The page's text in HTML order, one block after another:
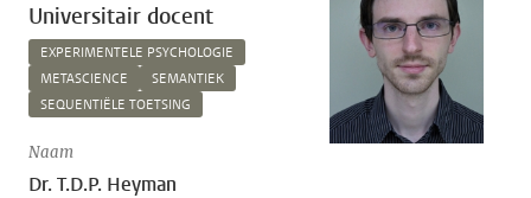
Universitair docent
EXPERIMENTELE PSYCHOLOGIE
METASCIENCE
SEMANTIEK
SEQUENTIËLE TOETSING
Naam
Dr. T.D.P. Heyman